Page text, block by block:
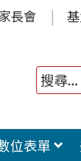
長會
位表單